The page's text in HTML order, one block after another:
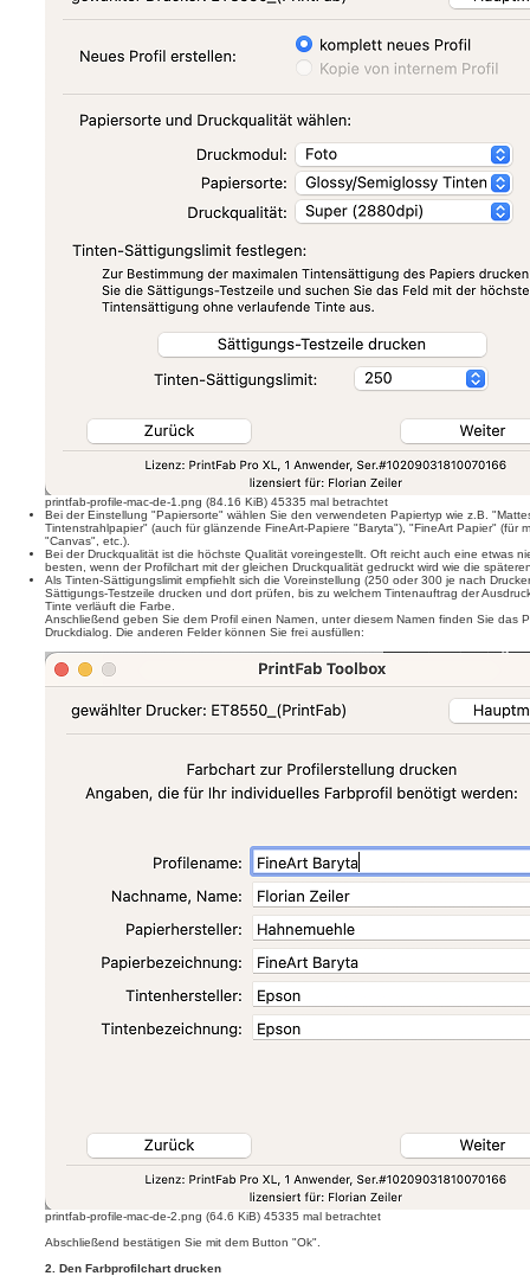
printfab-profile-mac-de-1.png (84.16 KiB) 45335 mal betrachtet
Bei der Einstellung "Papiersorte" wählen Sie den verwendeten Papiertyp wie z.B.
Tintenstrahlpapier" (auch für glänzende FineArt-Papiere "Baryta"), "FineArt Papier" (für
"Canvas", etc.).
Bei der Druckqualität ist die höchste Qualität voreingestellt. Oft reicht auch eine etwas
besten, wenn der Profilchart mit der gleichen Druckqualität gedruckt wird wie die
Als Tinten-Sättigungslimit empfiehlt sich die Voreinstellung (250 oder 300 je nach
Sättigungs-Testzeile drucken und dort prüfen, bis zu welchem Tintenauftrag der
Tinte verläuft die Farbe.
Anschließend geben Sie dem Profil einen Namen, unter diesem Namen finden Sie das
Druckdialog. Die anderen Felder können Sie frei ausfüllen:
printfab-profile-mac-de-2.png (64.6 KiB) 45335 mal betrachtet
Abschließend bestätigen Sie mit dem Button "Ok".
2. Den Farbprofilchart drucken